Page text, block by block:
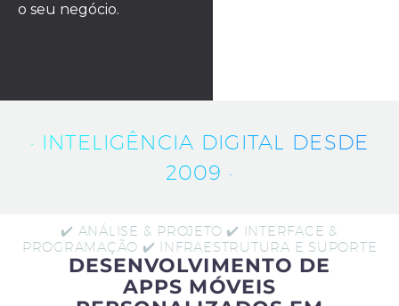
o seu negócio.
· INTELIGÊNCIA DIGITAL DESDE
2009 ·
✔️ ANÁLISE & PROJETO ✔️ INTERFACE &
PROGRAMAÇÃO ✔️ INFRAESTRUTURA E SUPORTE
DESENVOLVIMENTO DE
APPS MÓVEIS